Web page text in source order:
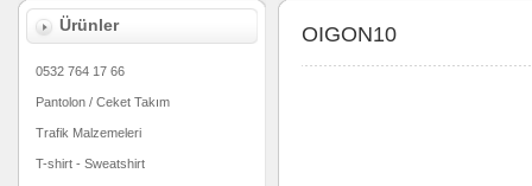
OIGON10
Ürünler
0532 764 17 66
Pantolon / Ceket Takım
Trafik Malzemeleri
T-shirt - Sweatshirt